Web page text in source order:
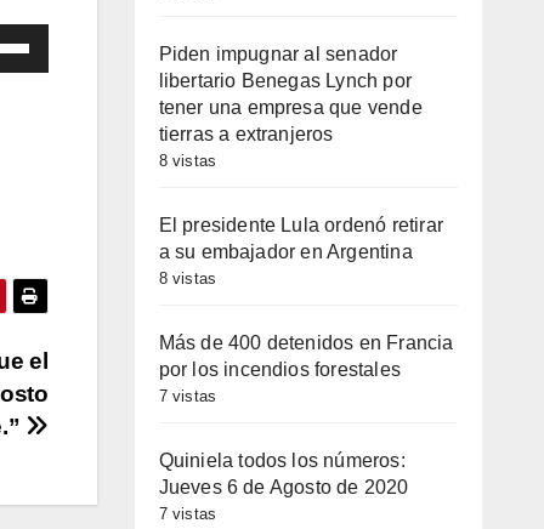
el
Piden impugnar al senador
libertario Benegas Lynch por
tener una empresa que vende
tierras a extranjeros
8 vistas
El presidente Lula ordenó retirar
a su embajador en Argentina
8 vistas
Más de 400 detenidos en Francia
por los incendios forestales
7 vistas
Quiniela todos los números:
Jueves 6 de Agosto de 2020
7 vistas